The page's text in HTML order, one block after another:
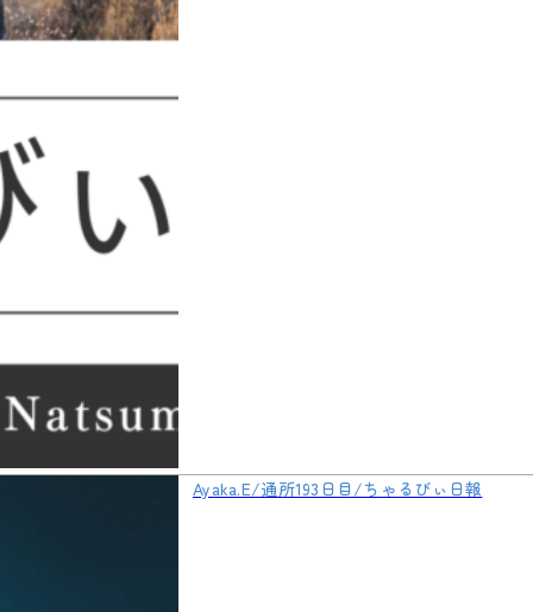
Ayaka.E/通所193日目/ちゃるびぃ日報